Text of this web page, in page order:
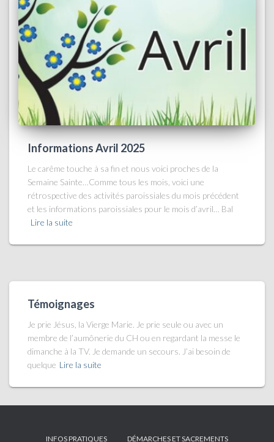
Informations Avril 2025
Le carême touche à sa fin et nous voici proches de la
Semaine Sainte…Comme tous les mois, voici une
rétrospective des activités paroissiales du mois précédent
et les informations paroissiales pour le mois d’avril… Bal
Lire la suite
Témoignages
Je prie Jésus, la Vierge Marie. Je prie seule ou avec un
membre de l’aumônerie du CH ou en regardant la messe le
dimanche à la TV. Je demande un secours. J’ai besoin de
quelque Lire la suite
INFOS PRATIQUES DÉMARCHES ET SACREMENTS